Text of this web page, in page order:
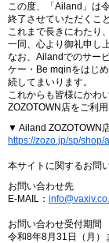
この度、「Ailand」は
終了させていただくこ
これまで長きにわたり
一同、心より御礼申し
なお、Ailandでのサー
ケー・Be mqinをはじ
続してまいります。
これからも皆様にかわ
ZOZOTOWN店をご利
▼ Ailand ZOZOTOWN
https://zozo.jp/sp/shop/
本サイトに関するお問
お問い合わせ先
E-MAIL：
お問い合わせ受付期間
令和8年8月31日（月）